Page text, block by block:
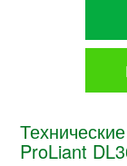
ProLiant